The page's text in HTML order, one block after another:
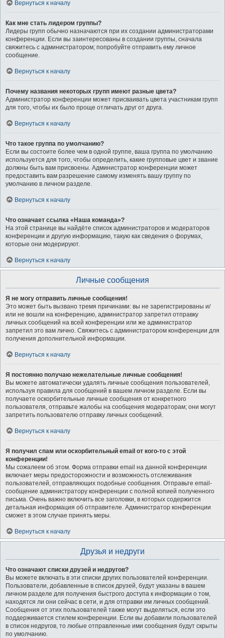
Вернуться к началу
Как мне стать лидером группы?
Лидеры групп обычно назначаются при их создании администраторами
конференции. Если вы заинтересованы в создании группы, сначала
свяжитесь с администратором; попробуйте отправить ему личное
сообщение.
Вернуться к началу
Почему названия некоторых групп имеют разные цвета?
Администратор конференции может присваивать цвета участникам групп
для того, чтобы их было проще отличать друг от друга.
Вернуться к началу
Что такое группа по умолчанию?
Если вы состоите более чем в одной группе, ваша группа по умолчанию
используется для того, чтобы определить, какие групповые цвет и звание
должны быть вам присвоены. Администратор конференции может
предоставить вам разрешение самому изменять вашу группу по
умолчанию в личном разделе.
Вернуться к началу
Что означает ссылка «Наша команда»?
На этой странице вы найдёте список администраторов и модераторов
конференции и другую информацию, такую как сведения о форумах,
которые они модерируют.
Вернуться к началу
Личные сообщения
Я не могу отправить личные сообщения!
Это может быть вызвано тремя причинами: вы не зарегистрированы и/
или не вошли на конференцию, администратор запретил отправку
личных сообщений на всей конференции или же администратор
запретил это вам лично. Свяжитесь с администратором конференции для
получения дополнительной информации.
Вернуться к началу
Я постоянно получаю нежелательные личные сообщения!
Вы можете автоматически удалять личные сообщения пользователей,
используя правила для сообщений в вашем личном разделе. Если вы
получаете оскорбительные личные сообщения от конкретного
пользователя, отправьте жалобы на сообщения модераторам; они могут
запретить пользователю отправку личных сообщений.
Вернуться к началу
Я получил спам или оскорбительный email от кого-то с этой
конференции!
Мы сожалеем об этом. Форма отправки email на данной конференции
включает меры предосторожности и возможность отслеживания
пользователей, отправляющих подобные сообщения. Отправьте email-
сообщение администратору конференции с полной копией полученного
письма. Очень важно включить все заголовки, в которых содержится
детальная информация об отправителе. Администратор конференции
сможет в этом случае принять меры.
Вернуться к началу
Друзья и недруги
Что означают списки друзей и недругов?
Вы можете включать в эти списки других пользователей конференции.
Пользователи, добавленные в список друзей, будут указаны в вашем
личном разделе для получения быстрого доступа к информации о том,
находятся ли они сейчас в сети, и для отправки им личных сообщений.
Сообщения от этих пользователей также могут выделяться, если это
поддерживается стилем конференции. Если вы добавили пользователей
в список недругов, то любые отправленные ими сообщения будут скрыты
по умолчанию.